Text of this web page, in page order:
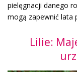
pielęgnacji danego
mogą zapewnić lata
Lilie: